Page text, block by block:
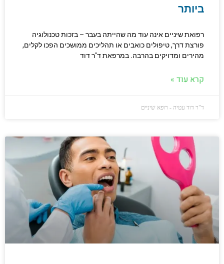
ביותר
רפואת שיניים אינה עוד מה שהייתה בעבר – בזכות טכנולוגיה
פורצת דרך, טיפולים כואבים או תהליכים ממושכים הפכו לקלים,
מהירים ומדויקים בהרבה. במרפאת ד"ר דוד
קרא עוד »
ד"ר דוד עטיה - רופא שיניים